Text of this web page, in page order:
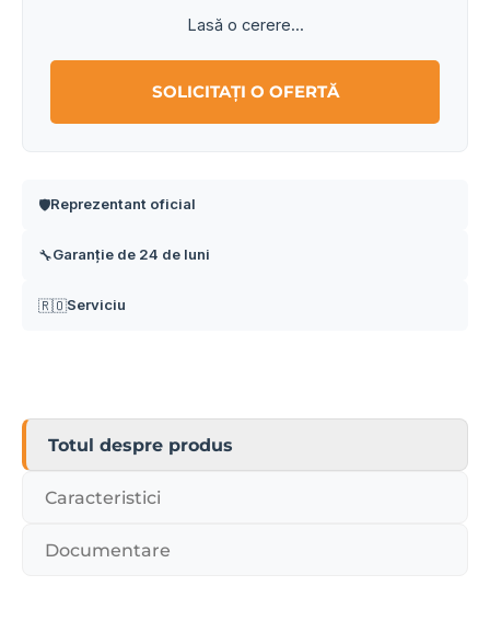
Lasă o cerere...
SOLICITAȚI O OFERTĂ
🛡️Reprezentant oficial
🔧Garanție de 24 de luni
🇷🇴Serviciu
Totul despre produs
Caracteristici
Documentare